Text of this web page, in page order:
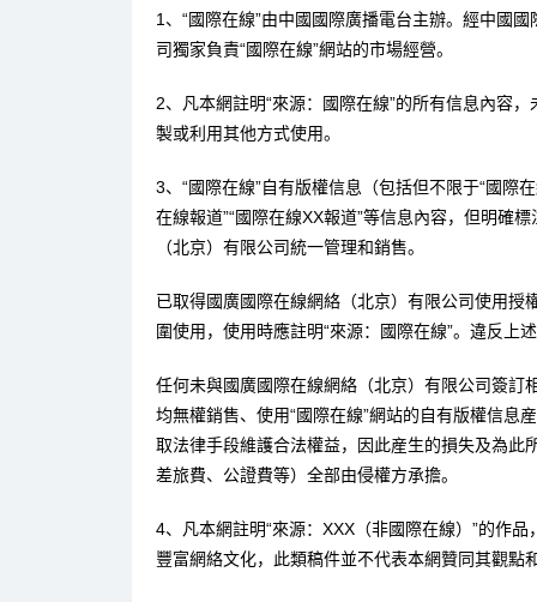
1、“國際在線”由中國國際廣播電台主辦。經中國
司獨家負責“國際在線”網站的市場經營。
2、凡本網註明“來源：國際在線”的所有信息內容
製或利用其他方式使用。
3、“國際在線”自有版權信息（包括但不限于“國際
在線報道”“國際在線XX報道”等信息內容，但明確
（北京）有限公司統一管理和銷售。
已取得國廣國際在線網絡（北京）有限公司使用
圍使用，使用時應註明“來源：國際在線”。違反上
任何未與國廣國際在線網絡（北京）有限公司簽訂
均無權銷售、使用“國際在線”網站的自有版權信息
取法律手段維護合法權益，因此産生的損失及為此
差旅費、公證費等）全部由侵權方承擔。
4、凡本網註明“來源：XXX（非國際在線）”的作
豐富網絡文化，此類稿件並不代表本網贊同其觀點